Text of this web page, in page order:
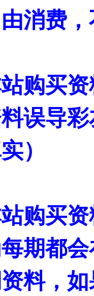
由消费
购买
误导
）
购买
期都
料，